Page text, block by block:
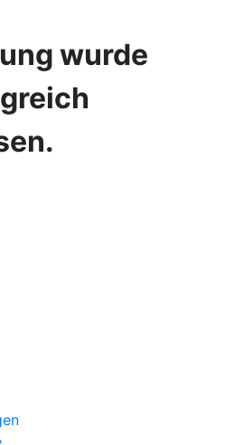
wurde